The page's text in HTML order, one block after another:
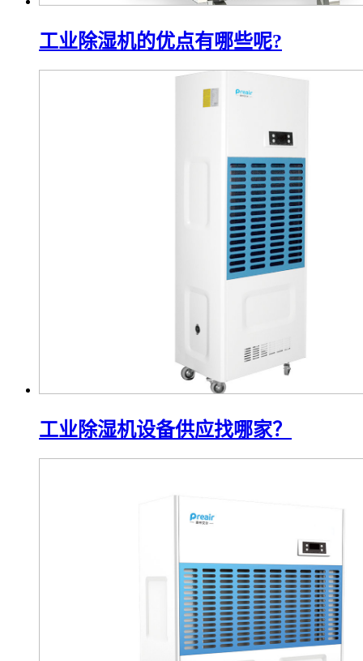
工业除湿机的优点有哪些呢?
工业除湿机设备供应找哪家？